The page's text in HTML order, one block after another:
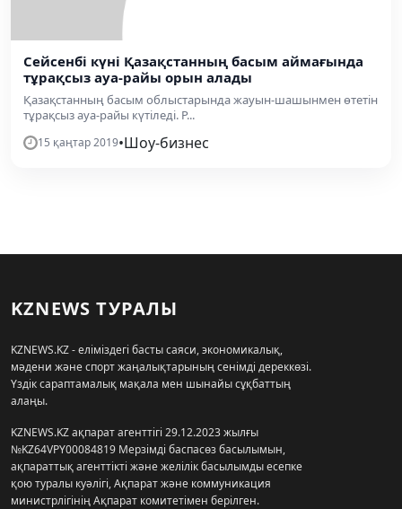
Сейсенбі күні Қазақстанның басым аймағында
тұрақсыз ауа-райы орын алады
Қазақстанның басым облыстарында жауын-шашынмен өтетін
тұрақсыз ауа-райы күтіледі. Р...
15 қаңтар 2019•Шоу-бизнес
KZNEWS ТУРАЛЫ
KZNEWS.KZ - еліміздегі басты саяси, экономикалық,
мәдени және спорт жаңалықтарының сенімді дереккөзі.
Үздік сараптамалық мақала мен шынайы сұқбаттың
алаңы.
KZNEWS.KZ ақпарат агенттігі 29.12.2023 жылғы
№KZ64VPY00084819 Мерзімді баспасөз басылымын,
ақпараттық агенттікті және желілік басылымды есепке
қою туралы куәлігі, Ақпарат және коммуникация
министрлігінің Ақпарат комитетімен берілген.